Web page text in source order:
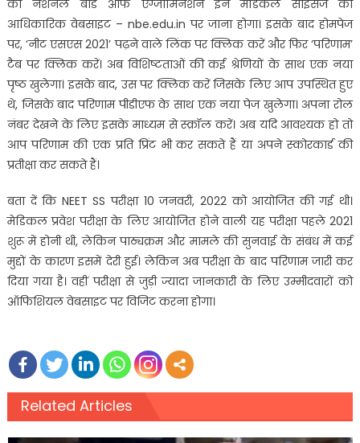
को नेशनल बोर्ड ऑफ एग्जामिनेशन इन मेडिकल साइंसेज की
आधिकारिक वेबसाइट – nbe.edu.in पर जाना होगा। इसके बाद होमपेज
पर, ‘नीट एसएस 2021’ पढ़ने वाले लिंक पर क्लिक करें और फिर ‘परिणाम’
टैब पर क्लिक करें। अब विशिष्टताओं की कई श्रेणियों के साथ एक नया
पृष्ठ खुलेगा। इसके बाद, उस पर क्लिक करें जिसके लिए आप उपस्थित हुए
थे, जिसके बाद परिणाम पीडीएफ के साथ एक नया पेज खुलेगा। अपना रोल
नंबर देखने के लिए इसके माध्यम से स्क्रॉल करें। अब यदि आवश्यक हो तो
आप परिणाम की एक प्रति प्रिंट भी कर सकते हैं या अपने स्कोरकार्ड की
प्रतीक्षा कर सकते हैं।
बता दें कि NEET SS परीक्षा 10 जनवरी, 2022 को आयोजित की गई थी।
मेडिकल प्रवेश परीक्षा के लिए आयोजित होने वाली यह परीक्षा पहले 2021
शुरू में होनी थी, लेकिन पाठ्यक्रम और मामले की सुनवाई के संबंध में कई
मुद्दों के कारण इसमें देरी हुई। लेकिन अब परीक्षा के बाद परिणाम जारी कर
दिया गया है। वहीं परीक्षा से जुड़ी ज्यादा जानकारी के लिए उम्मीदवारों को
ऑफिशियल वेबसाइट पर विजिट करना होगा।
Related Articles